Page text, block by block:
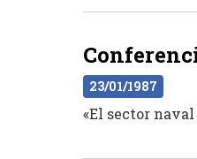
23/01/1987
«El sector